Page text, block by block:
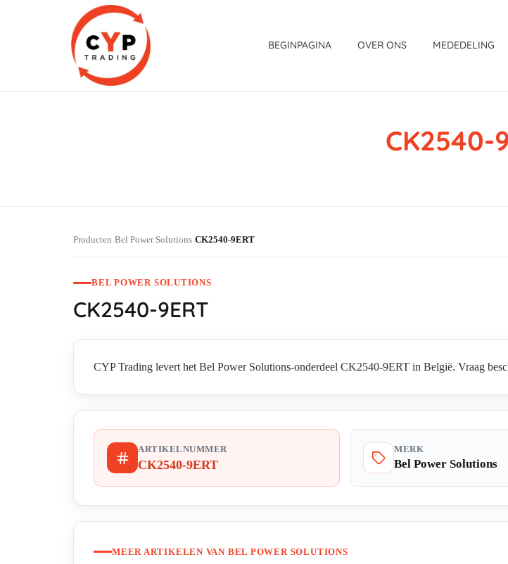
BEGINPAGINA OVER ONS MEDEDELING
CK2540-
Producten›Bel Power Solutions›CK2540-9ERT
BEL POWER SOLUTIONS
CK2540-9ERT
CYP Trading levert het Bel Power Solutions-onderdeel CK2540-9ERT in België. Vraag
ARTIKELNUMMER
CK2540-9ERT
MERK
Bel Power Solutions
MEER ARTIKELEN VAN BEL POWER SOLUTIONS